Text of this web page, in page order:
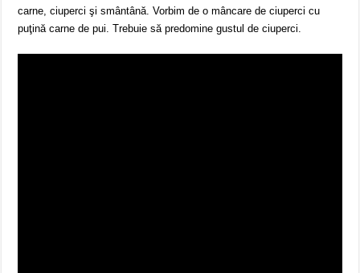
carne, ciuperci şi smântână. Vorbim de o mâncare de ciuperci cu
puţină carne de pui. Trebuie să predomine gustul de ciuperci.